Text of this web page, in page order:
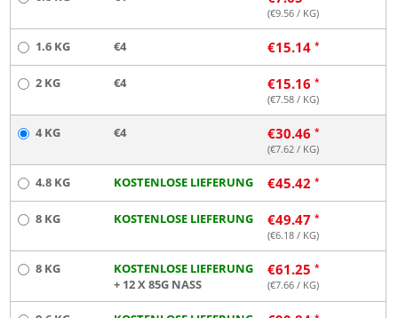
(€9.56 / KG)
1.6 KG €4 €15.14
2 KG €4 €15.16
(€7.58 / KG)
4 KG €4 €30.46
(€7.62 / KG)
4.8 KG KOSTENLOSE LIEFERUNG €45.42
8 KG KOSTENLOSE LIEFERUNG €49.47
(€6.18 / KG)
8 KG
KOSTENLOSE LIEFERUNG
+ 12 X 85G NASS
€61.25
(€7.66 / KG)